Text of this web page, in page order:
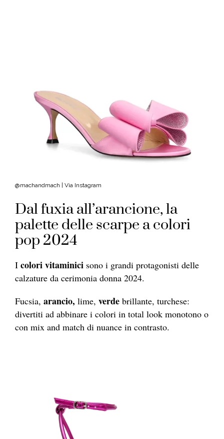
@machandmach | Via Instagram
Dal fuxia all’arancione, la
palette delle scarpe a colori
pop 2024
I colori vitaminici sono i grandi protagonisti delle
calzature da cerimonia donna 2024.
Fucsia, arancio, lime, verde brillante, turchese:
divertiti ad abbinare i colori in total look monotono o
con mix and match di nuance in contrasto.